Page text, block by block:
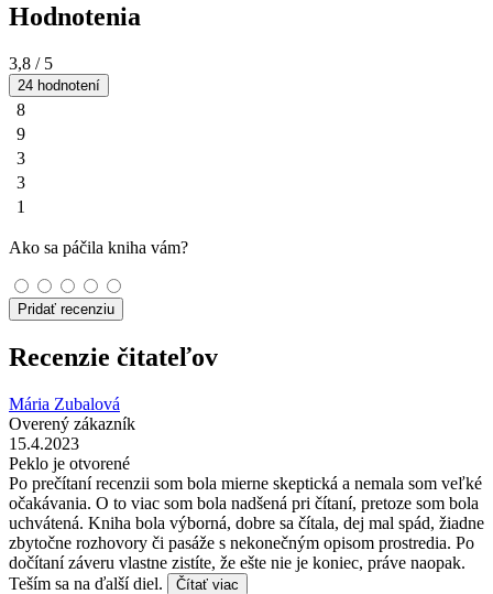
Hodnotenia
3,8 / 5
24 hodnotení
8
9
3
3
1
Ako sa páčila kniha vám?
Pridať recenziu
Recenzie čitateľov
Mária Zubalová
Overený zákazník
15.4.2023
Peklo je otvorené
Po prečítaní recenzii som bola mierne skeptická a nemala som veľké
očakávania. O to viac som bola nadšená pri čítaní, pretoze som bola
uchvátená. Kniha bola výborná, dobre sa čítala, dej mal spád, žiadne
zbytočne rozhovory či pasáže s nekonečným opisom prostredia. Po
dočítaní záveru vlastne zistíte, že ešte nie je koniec, práve naopak.
Teším sa na ďalší diel.
Čítať viac